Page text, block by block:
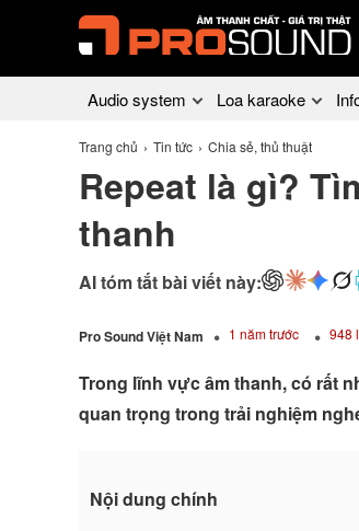
Audio system Loa karaoke
Trang chủ Tin tức Chia sẻ, thủ thuật
Repeat là gì?
thanh
AI tóm tắt bài viết này:
Pro Sound Việt Nam 1 năm trước 948
​​​​​​​Trong lĩnh vực âm thanh, có rất
quan trọng trong trải nghiệm
Nội dung chính